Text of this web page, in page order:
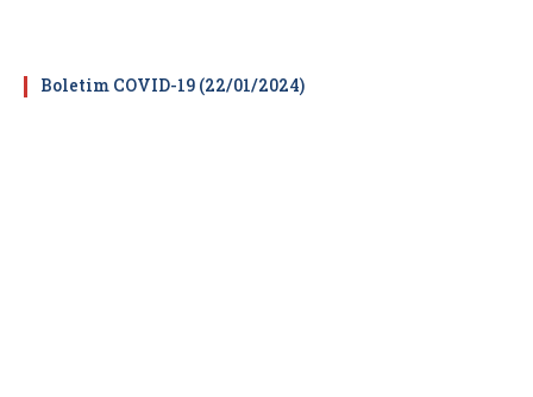
Boletim COVID-19 (22/01/2024)